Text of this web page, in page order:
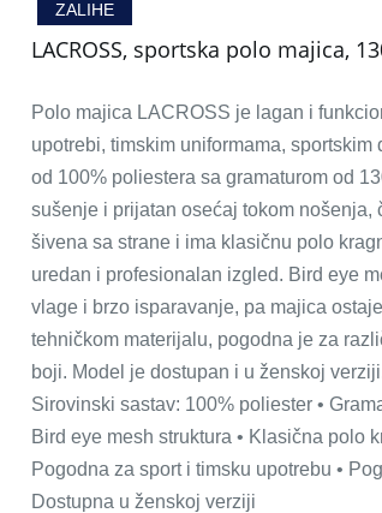
ZALIHE
LACROSS, sportska polo majica,
Polo majica LACROSS je lagan i
upotrebi, timskim uniformama,
od 100% poliestera sa gramaturom od
sušenje i prijatan osećaj tokom
šivena sa strane i ima klasičnu polo
uredan i profesionalan izgled. Bird eye
vlage i brzo isparavanje, pa majica
tehničkom materijalu, pogodna je za
boji. Model je dostupan i u ženskoj
Sirovinski sastav: 100% poliester •
Bird eye mesh struktura • Klasična polo
Pogodna za sport i timsku upotrebu •
Dostupna u ženskoj verziji